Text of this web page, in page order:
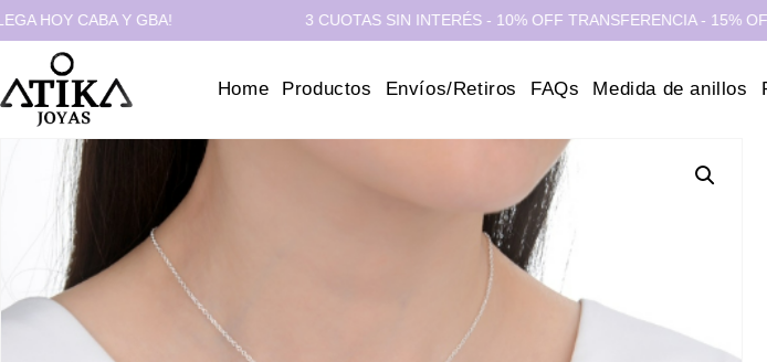
CABA Y GBA! 3 CUOTAS SIN INTERÉS - 10% OFF TRANSFERENCIA - 15% OFF
Home Productos Envíos/Retiros FAQs Medida de anillos